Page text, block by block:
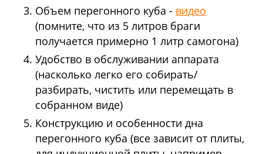
Объем перегонного куба - видео
(помните, что из 5 литров браги
получается примерно 1 литр самогона)
Удобство в обслуживании аппарата
(насколько легко его собирать/
разбирать, чистить или перемещать в
собранном виде)
Конструкцию и особенности дна
перегонного куба (все зависит от плиты,